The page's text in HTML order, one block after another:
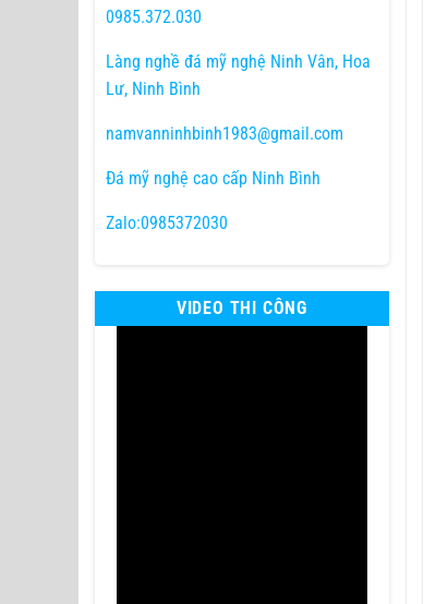
0985.372.030
Làng nghề đá mỹ nghệ Ninh Vân, Hoa
Lư, Ninh Bình
namvanninhbinh1983@gmail.com
Đá mỹ nghệ cao cấp Ninh Bình
Zalo:0985372030
VIDEO THI CÔNG